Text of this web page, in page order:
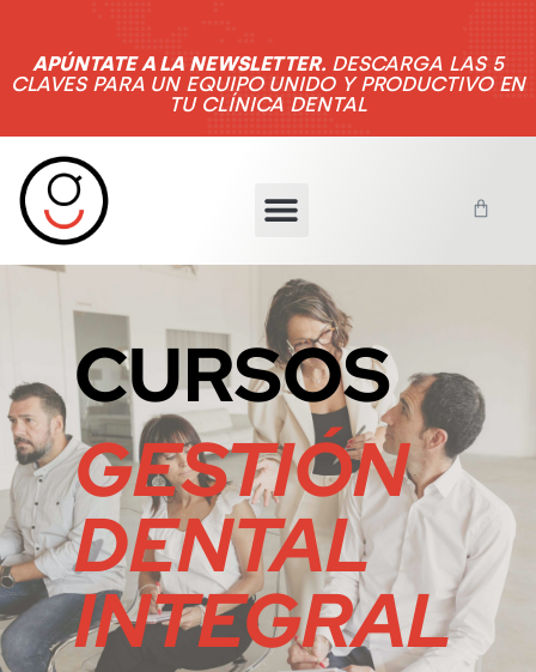
APÚNTATE A LA NEWSLETTER. DESCARGA LAS 5
CLAVES PARA UN EQUIPO UNIDO Y PRODUCTIVO EN
TU CLÍNICA DENTAL
CURSOS
GESTIÓN
DENTAL
INTEGRAL